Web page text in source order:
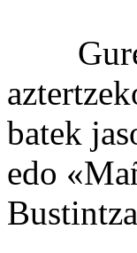
Gure
batek
edo